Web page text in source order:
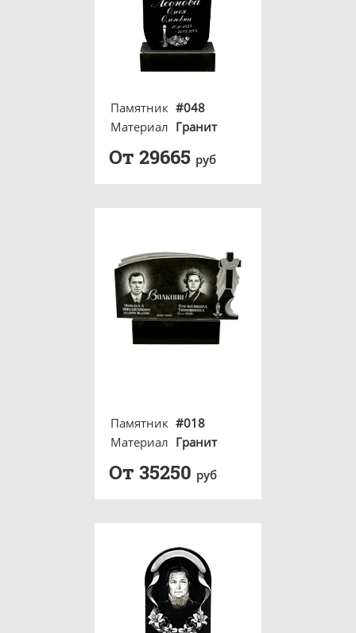
Памятник #048
Материал Гранит
От 29665 руб
Памятник #018
Материал Гранит
От 35250 руб